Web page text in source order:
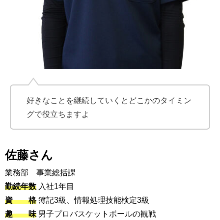
好きなことを継続していくとどこかのタイミン
グで役立ちますよ
佐藤さん
業務部 事業総括課
勤続年数 入社1年目
資 格簿記3級、情報処理技能検定3級
趣 味 男子プロバスケットボールの観戦